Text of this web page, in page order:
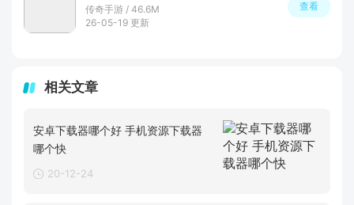
传奇手游 / 46.6M
26-05-19 更新
查看
相关文章
安卓下载器哪个好 手机资源下载器
哪个快
20-12-24